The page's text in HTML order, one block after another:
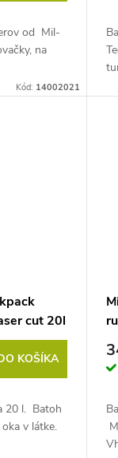
od Mil-
na
Kód: 14002021
cut 20l
KOŠÍKA
20 l. Batoh
v látke.